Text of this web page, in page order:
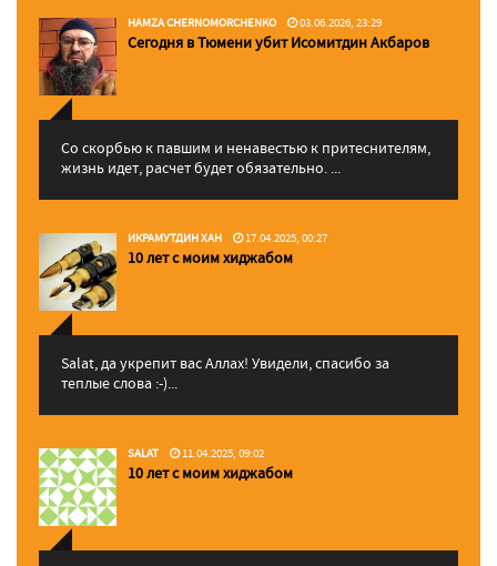
HAMZA CHERNOMORCHENKO 03.06.2026, 23:29
Сегодня в Тюмени убит Исомитдин Акбаров
Со скорбью к павшим и ненавестью к притеснителям,
жизнь идет, расчет будет обязательно. ...
ИКРАМУТДИН ХАН 17.04.2025, 00:27
10 лет с моим хиджабом
Salat, да укрепит вас Аллаx! Увидели, спасибо за
теплые слова :-)...
SALAT 11.04.2025, 09:02
10 лет с моим хиджабом